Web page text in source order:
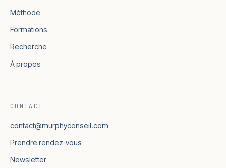
Méthode
Formations
Recherche
À propos
CONTACT
contact@murphyconseil.com
Prendre rendez‑vous
Newsletter